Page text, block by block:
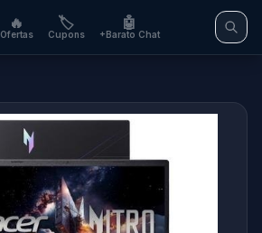
🔥
Ofertas
🏷️
Cupons
🤖
+Barato Chat